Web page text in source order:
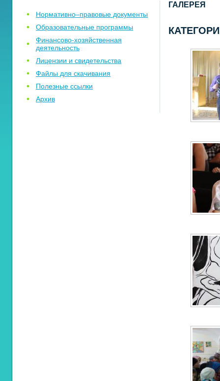
Нормативно–правовые документы
Образовательные программы
Финансово-хозяйственная
деятельность
Лицензии и свидетельства
Файлы для скачивания
Полезные ссылки
Архив
ГАЛЕРЕЯ